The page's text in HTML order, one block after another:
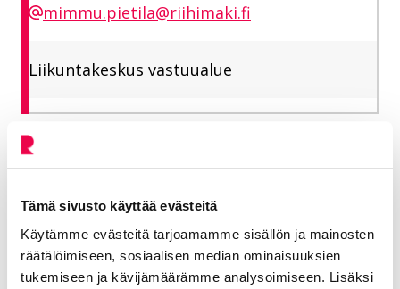
Tämä sivusto käyttää evästeitä
Käytämme evästeitä tarjoamamme sisällön ja mainosten
räätälöimiseen, sosiaalisen median ominaisuuksien
tukemiseen ja kävijämäärämme analysoimiseen. Lisäksi
mimmu.pietila@riihimaki.fi
Liikuntakeskus vastuualue
Jaa:
Kategorioiden arkisto:
Aihealueet:Elä ja voi hyvin